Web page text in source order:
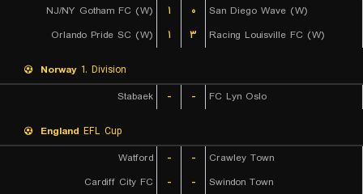
NJ/NY Gotham FC (W)
۱ ۰
San Diego Wave (W)
Orlando Pride SC (W)
۱ ۳ Racing Louisville FC (W)
Norway 1. Division
Stabaek
- - FC Lyn Oslo
England EFL Cup
Watford
- -
Crawley Town
Cardiff City FC
- -
Swindon Town